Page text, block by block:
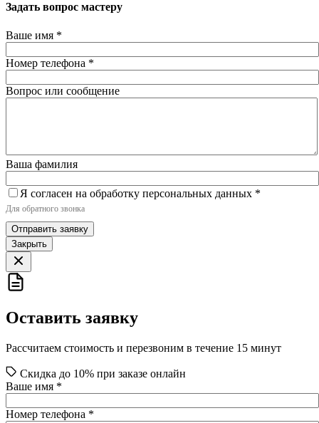
Задать вопрос мастеру
Ваше имя *
Номер телефона *
Вопрос или сообщение
Ваша фамилия
Я согласен на обработку персональных данных *
Для обратного звонка
Отправить заявку
Закрыть
Оставить заявку
Рассчитаем стоимость и перезвоним в течение 15 минут
Скидка до 10% при заказе онлайн
Ваше имя *
Номер телефона *